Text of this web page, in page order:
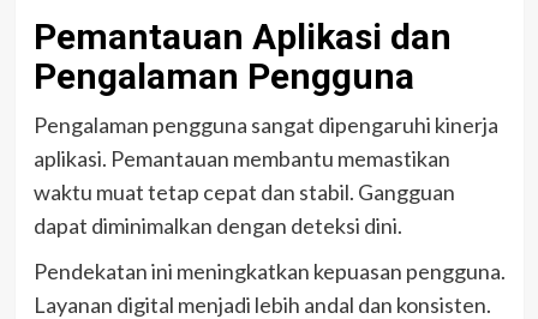
Pemantauan Aplikasi dan
Pengalaman Pengguna
Pengalaman pengguna sangat dipengaruhi kinerja
aplikasi. Pemantauan membantu memastikan
waktu muat tetap cepat dan stabil. Gangguan
dapat diminimalkan dengan deteksi dini.
Pendekatan ini meningkatkan kepuasan pengguna.
Layanan digital menjadi lebih andal dan konsisten.